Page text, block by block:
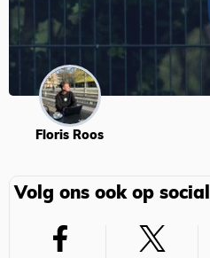
Floris Roos
Volg ons ook op social